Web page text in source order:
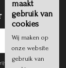
maakt
gebruik van
cookies
Wij maken op
onze website
gebruik van